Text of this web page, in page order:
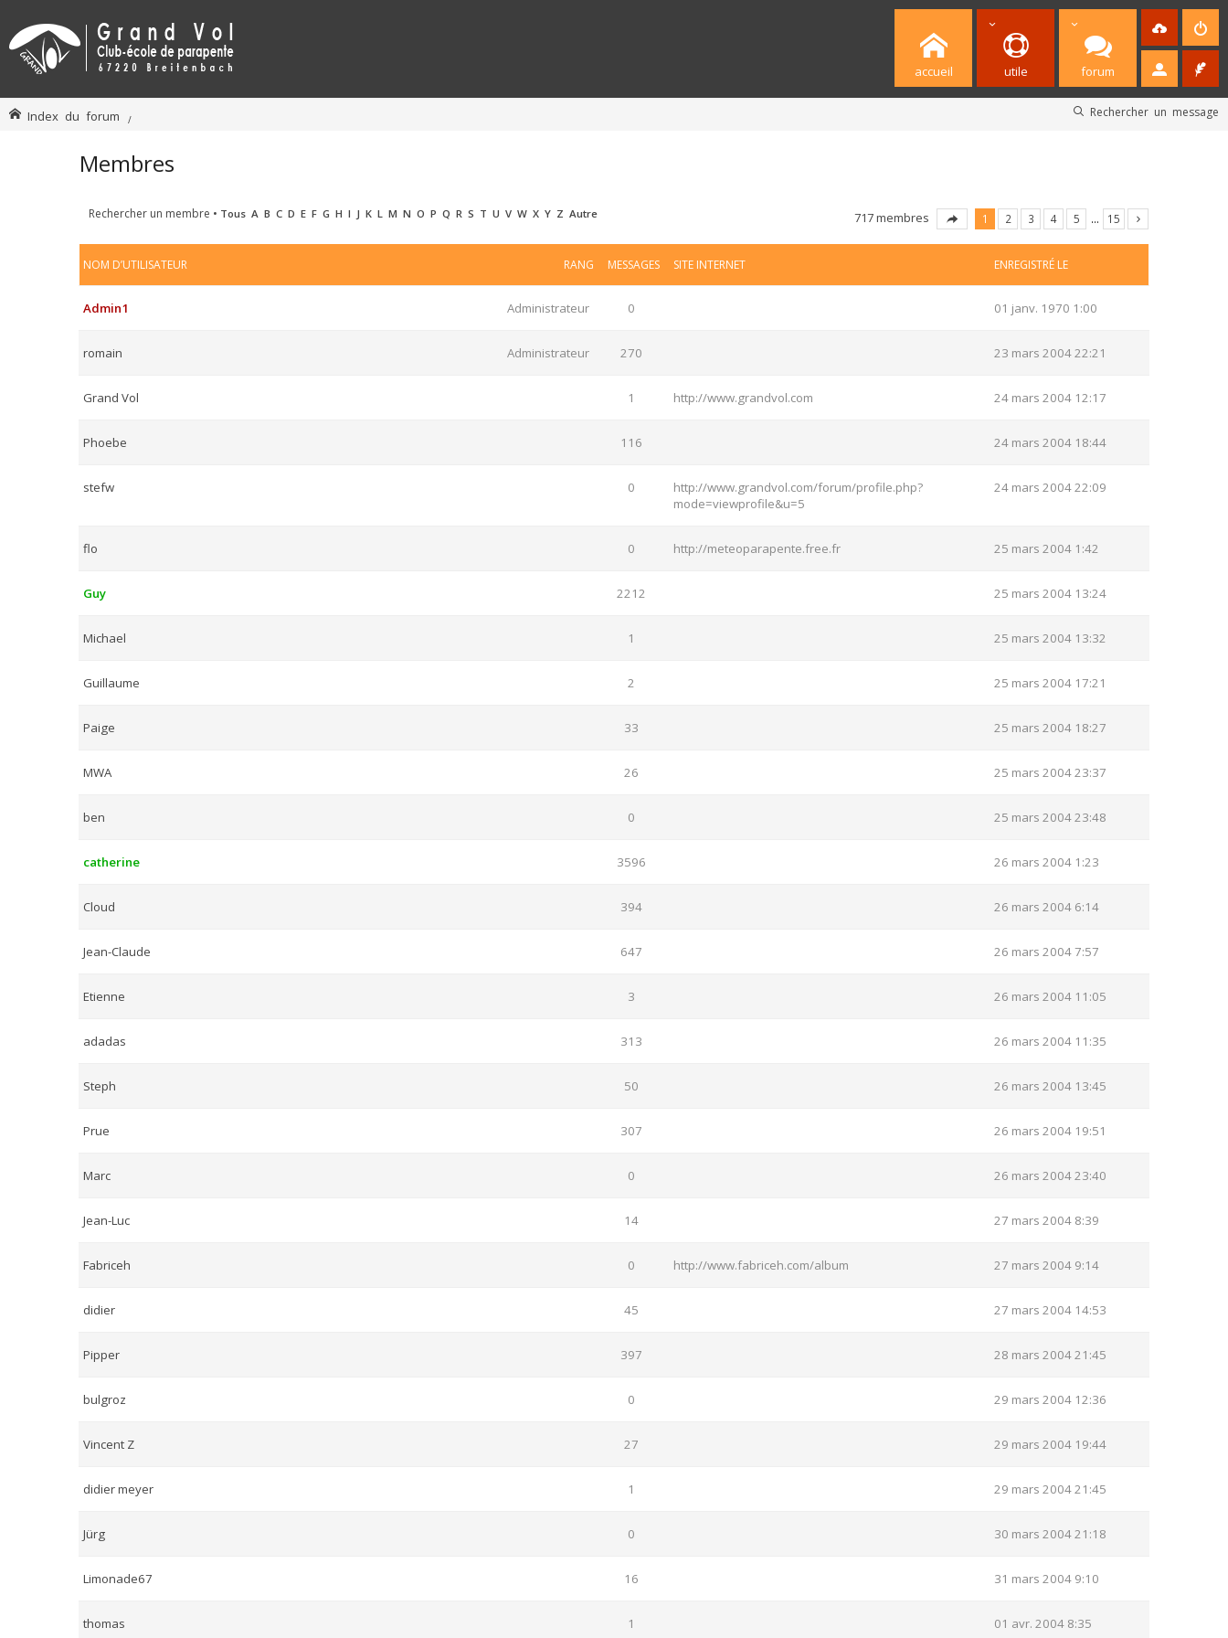
accueil utile forum
Rechercher un message
Index du forum
Membres
Rechercher un membre • Tous A B C D E F G H I J K L M N O P Q R S T U V W X Y Z Autre 717 membres 1 2 3 4 5 … 15
RANG
NOM D’UTILISATEUR MESSAGES SITE INTERNET ENREGISTRÉ LE
Administrateur
Admin1 0 01 janv. 1970 1:00
Administrateur
romain 270 23 mars 2004 22:21
Grand Vol 1 http://www.grandvol.com 24 mars 2004 12:17
Phoebe 116 24 mars 2004 18:44
stefw 0
http://www.grandvol.com/forum/profile.php?
mode=viewprofile&u=5
24 mars 2004 22:09
flo 0 http://meteoparapente.free.fr 25 mars 2004 1:42
Guy 2212 25 mars 2004 13:24
Michael 1 25 mars 2004 13:32
Guillaume 2 25 mars 2004 17:21
Paige 33 25 mars 2004 18:27
MWA 26 25 mars 2004 23:37
ben 0 25 mars 2004 23:48
catherine 3596 26 mars 2004 1:23
Cloud 394 26 mars 2004 6:14
Jean-Claude 647 26 mars 2004 7:57
Etienne 3 26 mars 2004 11:05
adadas 313 26 mars 2004 11:35
Steph 50 26 mars 2004 13:45
Prue 307 26 mars 2004 19:51
Marc 0 26 mars 2004 23:40
Jean-Luc 14 27 mars 2004 8:39
Fabriceh 0 http://www.fabriceh.com/album 27 mars 2004 9:14
didier 45 27 mars 2004 14:53
Pipper 397 28 mars 2004 21:45
bulgroz 0 29 mars 2004 12:36
Vincent Z 27 29 mars 2004 19:44
didier meyer 1 29 mars 2004 21:45
Jürg 0 30 mars 2004 21:18
Limonade67 16 31 mars 2004 9:10
thomas 1 01 avr. 2004 8:35